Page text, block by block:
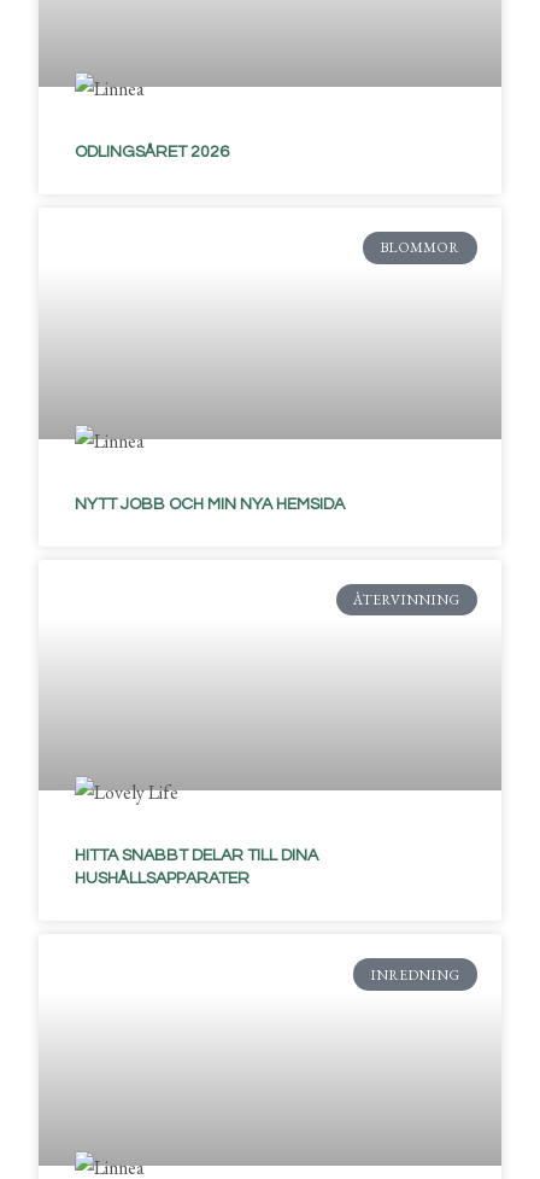
ODLINGSÅRET 2026
BLOMMOR
NYTT JOBB OCH MIN NYA HEMSIDA
ÅTERVINNING
HITTA SNABBT DELAR TILL DINA
HUSHÅLLSAPPARATER
INREDNING